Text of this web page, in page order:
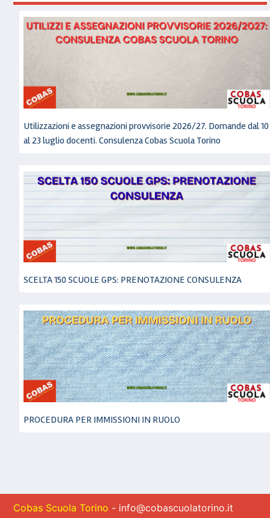
Utilizzazioni e assegnazioni provvisorie 2026/27. Domande dal 10
al 23 luglio docenti. Consulenza Cobas Scuola Torino
SCELTA 150 SCUOLE GPS: PRENOTAZIONE CONSULENZA
PROCEDURA PER IMMISSIONI IN RUOLO
Cobas Scuola Torino - info@cobascuolatorino.it